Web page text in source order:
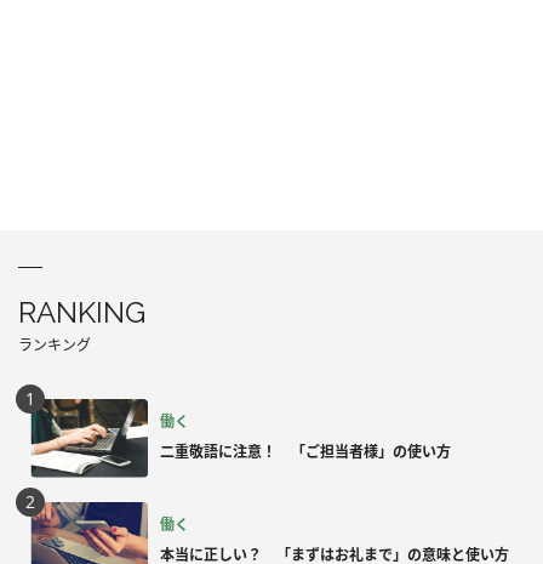
RANKING
ランキング
働く
二重敬語に注意！ 「ご担当者様」の使い方
働く
本当に正しい？ 「まずはお礼まで」の意味と使い方